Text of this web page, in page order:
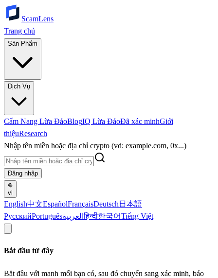
ScamLens
Trang chủ
Sản Phẩm
Dịch Vụ
Cẩm Nang Lừa ĐảoBlogIQ Lừa ĐảoĐã xác minhGiới
thiệuResearch
Nhập tên miền hoặc địa chỉ crypto (vd: example.com, 0x...)
Đăng nhập
vi
English中文EspañolFrançaisDeutsch 日本語
РусскийPortuguêsالعربيةहिन्दी한국어Tiếng Việt
Bắt đầu từ đây
Bắt đầu với manh mối bạn có, sau đó chuyển sang xác minh, báo